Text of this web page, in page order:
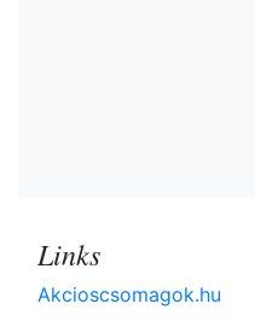
Links
Akcioscsomagok.hu